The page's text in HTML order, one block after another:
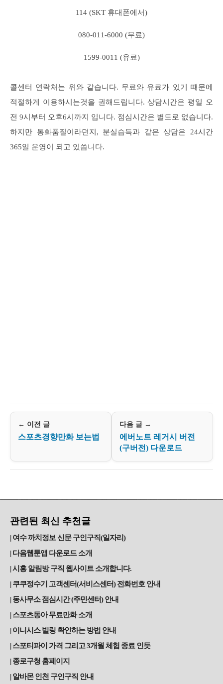
114 (SKT 휴대폰에서)
080-011-6000 (무료)
1599-0011 (유료)
콜센터 연락처는 위와 같습니다. 무료와 유료가 있기 떄문에
적절하게 이용하시는것을 권해드립니다. 상담시간은 평일 오
전 9시부터 오후6시까지 입니다. 점심시간은 별도로 없습니다.
하지만 통화품질이라던지, 분실습득과 같은 상담은 24시간
365일 운영이 되고 있씁니다.
← 이전 글
스포츠경향만화 보는법
다음 글 →
에버노트 레거시 버전
(구버전) 다운로드
관련된 최신 추천글
여수 까치정보 신문 구인구직(일자리)
다음웹툰앱 다운로드 소개
시흥 알림방 구직 웹사이트 소개합니다.
쿠쿠정수기 고객센터(서비스센터) 전화번호 안내
동사무소 점심시간 (주민센터) 안내
스포츠동아 무료만화 소개
이니시스 빌링 확인하는 방법 안내
스포티파이 가격 그리고 3개월 체험 종료 인듯
종로구청 홈페이지
알바몬 인천 구인구직 안내